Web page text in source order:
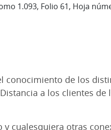
1.093, Folio 61, Hoja
conocimiento de los
a los clientes de
cualesquiera otras